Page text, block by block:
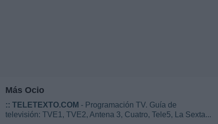
Más Ocio
:: TELETEXTO.COM - Programación TV. Guía de
televisión: TVE1, TVE2, Antena 3, Cuatro, Tele5, La Sexta...